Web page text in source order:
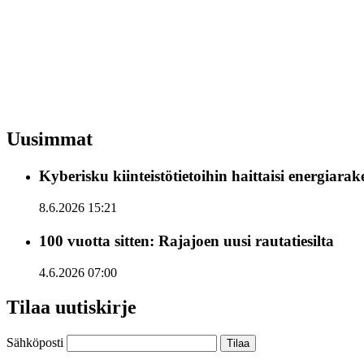
Uusimmat
Kyberisku kiinteistötietoihin haittaisi
8.6.2026 15:21
100 vuotta sitten: Rajajoen uusi rautatiesilta
4.6.2026 07:00
Tilaa uutiskirje
Sähköposti